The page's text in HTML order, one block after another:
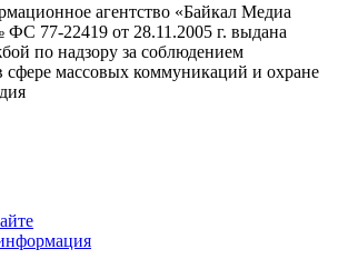
агентство «Байкал Медиа
77-22419 от 28.11.2005 г. выдана
по надзору за соблюдением
сфере массовых коммуникаций и охране